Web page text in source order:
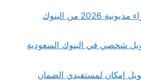
مقارنة أقل نسبة شراء مديونية 2026 من البنوك
شخصي في البنوك السعودية
إمكان لمستفيدي الضمان